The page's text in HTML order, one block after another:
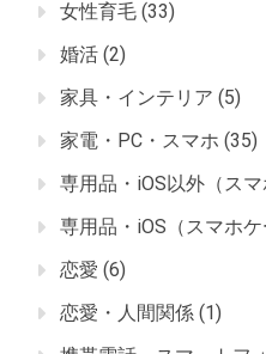
女性育毛 (33)
婚活 (2)
家具・インテリア (5)
家電・PC・スマホ (35)
専用品・iOS以外（スマ
専用品・iOS（スマホケ
恋愛 (6)
恋愛・人間関係 (1)